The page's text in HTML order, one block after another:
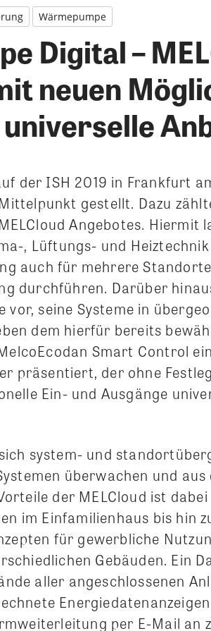
Wärmepumpe
Digital –
neuen
der ISH 2019 in Frankfurt
gestellt. Dazu
Angebotes. Hiermit
, Lüftungs- und
auch für mehrere
durchführen. Darüber
vor, seine Systeme in
dem hierfür bereits
Smart Control
präsentiert, der ohne
Ein- und Ausgänge
system- und
überwachen und aus
der MELCloud ist
im Einfamilienhaus bis hin
für gewerbliche
Gebäuden. Ein
aller angeschlossenen
per E-Mail an